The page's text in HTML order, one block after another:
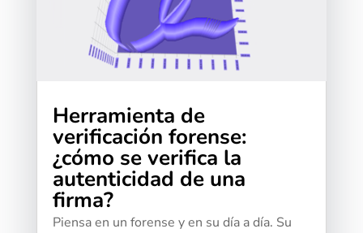
Herramienta de
verificación forense:
¿cómo se verifica la
autenticidad de una
firma?
Piensa en un forense y en su día a día. Su